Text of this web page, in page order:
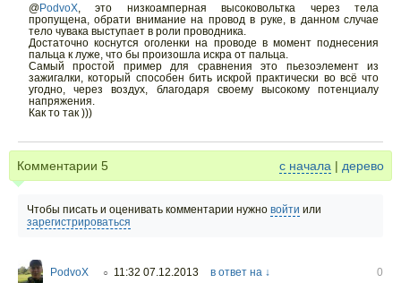
@PodvoX ,это низкоамперная высоковольтка через тела
пропущена, обрати внимание на провод в руке, в данном случае
тело чувака выступает в роли проводника.
Достаточно коснутся оголенки на проводе в момент поднесения
пальца к луже, что бы произошла искра от пальца.
Самый простой пример для сравнения это пьезоэлемент из
зажигалки, который способен бить искрой практически во всё что
угодно, через воздух, благодаря своему высокому потенциалу
напряжения.
Как то так )))
Комментарии 5 с начала | дерево
Чтобы писать и оценивать комментарии нужно войти или
зарегистрироваться
PodvoX ○ 11:32 07.12.2013 в ответ на ↓
0